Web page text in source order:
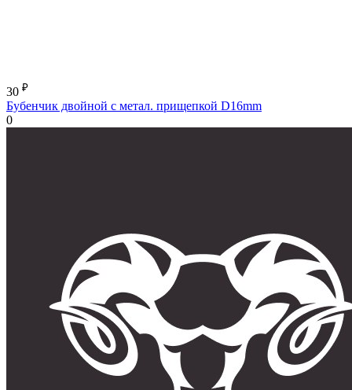
30 ₽
Бубенчик двойной с метал. прищепкой D16mm
0